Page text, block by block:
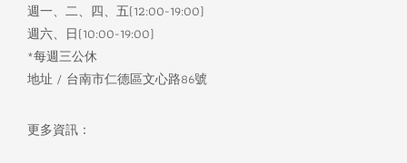
週一、二、四、五(12:00-19:00)
週六、日(10:00-19:00)
*每週三公休
地址 / 台南市仁德區文心路86號
更多資訊：